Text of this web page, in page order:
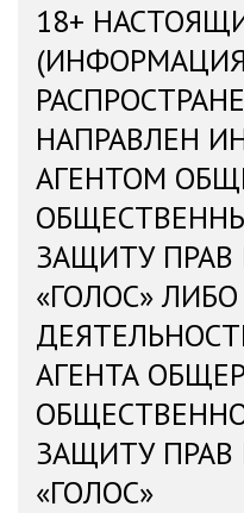
18+
НАПРАВЛЕН
АГЕНТОМ
ЗАЩИТУ ПРАВ
«ГОЛОС»
АГЕНТА
ЗАЩИТУ ПРАВ
«ГОЛОС»